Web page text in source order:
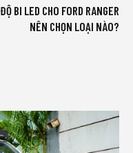
ĐỘ BI LED CHO FORD RANGER
NÊN CHỌN LOẠI NÀO?